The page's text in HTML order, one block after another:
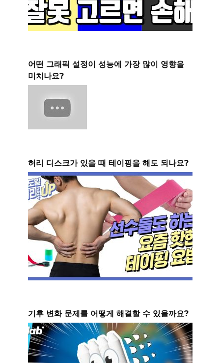
어떤 그래픽 설정이 성능에 가장 많이 영향을
미치나요?
허리 디스크가 있을 때 테이핑을 해도 되나요?
기후 변화 문제를 어떻게 해결할 수 있을까요?